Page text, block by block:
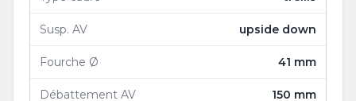
Susp. AV upside down
Fourche Ø 41 mm
Débattement AV 150 mm